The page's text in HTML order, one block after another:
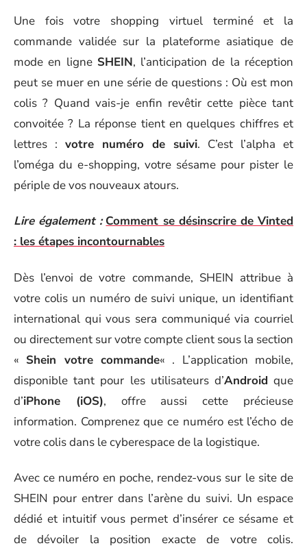
Une fois votre shopping virtuel terminé et la
commande validée sur la plateforme asiatique de
mode en ligne SHEIN, l’anticipation de la réception
peut se muer en une série de questions : Où est mon
colis ? Quand vais-je enfin revêtir cette pièce tant
convoitée ? La réponse tient en quelques chiffres et
lettres : votre numéro de suivi. C’est l’alpha et
l’oméga du e-shopping, votre sésame pour pister le
périple de vos nouveaux atours.
Lire également : Comment se désinscrire de Vinted
: les étapes incontournables
Dès l’envoi de votre commande, SHEIN attribue à
votre colis un numéro de suivi unique, un identifiant
international qui vous sera communiqué via courriel
ou directement sur votre compte client sous la section
« Shein votre commande« . L’application mobile,
disponible tant pour les utilisateurs d’Android que
d’iPhone (iOS), offre aussi cette précieuse
information. Comprenez que ce numéro est l’écho de
votre colis dans le cyberespace de la logistique.
Avec ce numéro en poche, rendez-vous sur le site de
SHEIN pour entrer dans l’arène du suivi. Un espace
dédié et intuitif vous permet d’insérer ce sésame et
de dévoiler la position exacte de votre colis.